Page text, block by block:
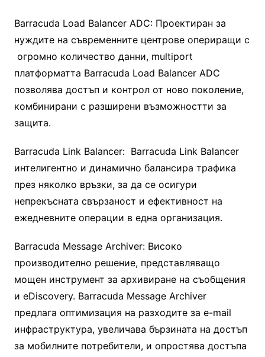
Barracuda Load Balancer ADC: Проектиран за
нуждите на съвременните центрове опериращи с
огромно количество данни, multiport
платформатта Barracuda Load Balancer ADC
позволява достъп и контрол от ново поколение,
комбинирани с разширени възможностти за
защита.
Barracuda Link Balancer: Barracuda Link Balancer
интелигентно и динамично балансира трафика
през няколко връзки, за да се осигури
непрекъсната свързаност и ефективност на
ежедневните операции в една организация.
Barracuda Message Archiver: Високо
производително решение, представляващо
мощен инструмент за архивиране на съобщения
и eDiscovery. Barracuda Message Archiver
предлага оптимизация на разходите за e-mail
инфраструктура, увеличава бързината на достъп
за мобилните потребители, и опростява достъпа